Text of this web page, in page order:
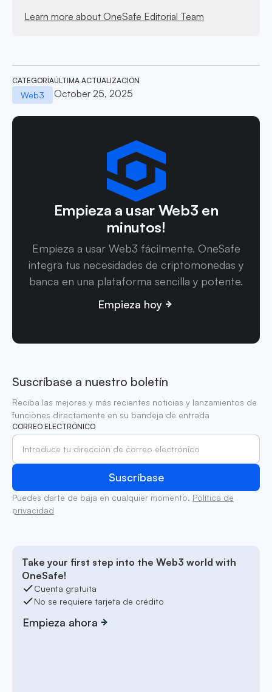
Learn more about OneSafe Editorial Team
CATEGORÍA
Web3
ÚLTIMA ACTUALIZACIÓN
October 25, 2025
Empieza a usar Web3 en
minutos!
Empieza a usar Web3 fácilmente. OneSafe
integra tus necesidades de criptomonedas y
banca en una plataforma sencilla y potente.
Empieza hoy
Suscríbase a nuestro boletín
Reciba las mejores y más recientes noticias y lanzamientos de
funciones directamente en su bandeja de entrada
CORREO ELECTRÓNICO
Puedes darte de baja en cualquier momento. Política de
privacidad
Take your first step into the Web3 world with
OneSafe!
Cuenta gratuita
No se requiere tarjeta de crédito
Empieza ahora